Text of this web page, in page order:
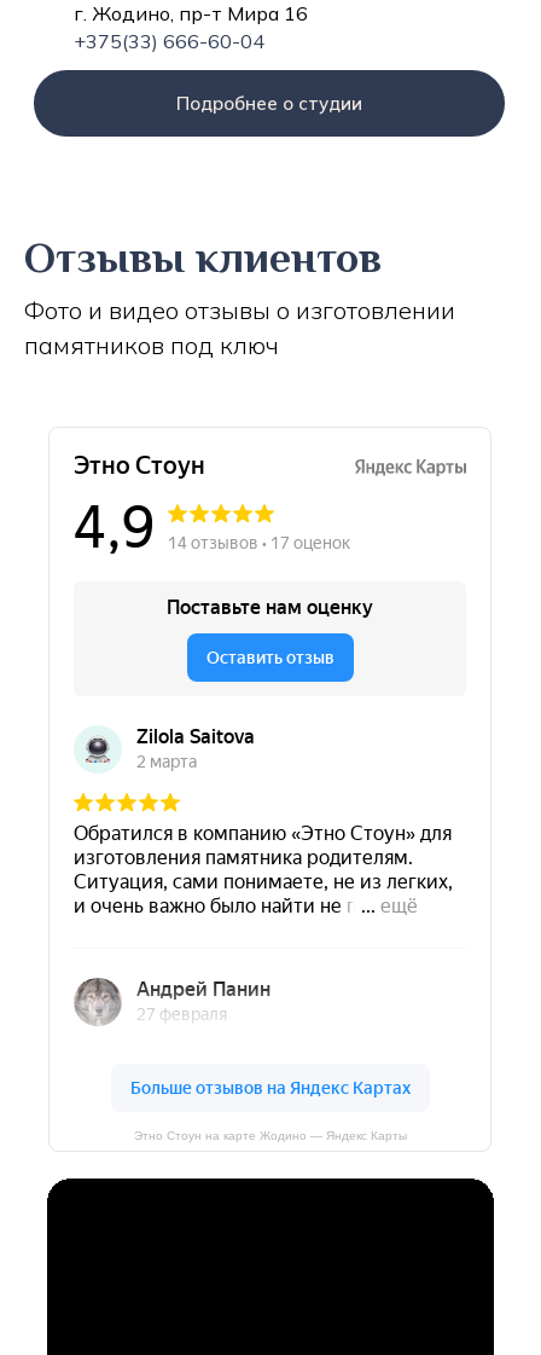
г. Жодино, пр-т Мира 16
+375(33) 666-60-04
Подробнее о студии
Отзывы клиентов
Фото и видео отзывы о изготовлении
памятников под ключ
Этно Стоун на карте Жодино — Яндекс Карты